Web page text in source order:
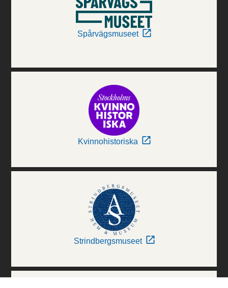
Spårvägsmuseet
Kvinnohistoriska
Strindbergsmuseet